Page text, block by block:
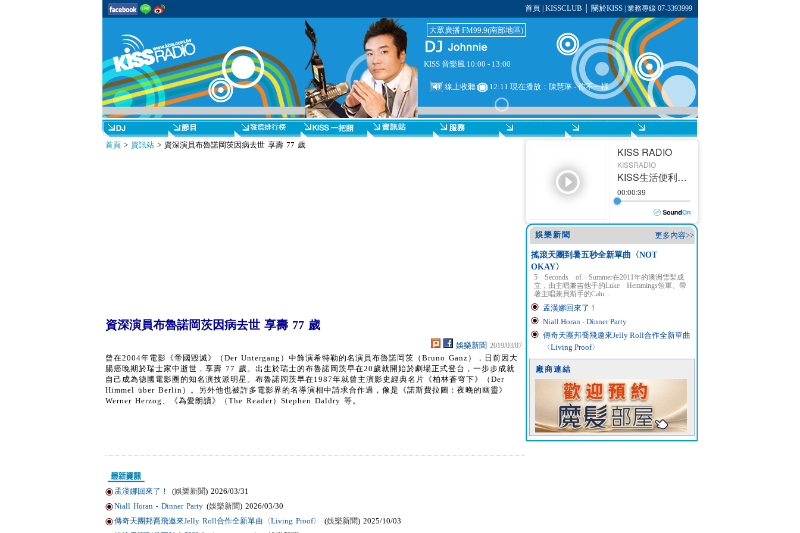
首頁 KISSCLUB 關於KISS| 業務專線 07-3393999
大眾廣播 FM99.9(南部地區)
KISS 音樂風 10:00 - 13:00
線上收聽 12:11 現在播放： 陳慧琳-你不一樣
首頁> 資訊站> 資深演員布魯諾岡茨因病去世 享壽 77 歲
資深演員布魯諾岡茨因病去世 享壽 77 歲
娛樂新聞 2019/03/07
曾在2004年電影《帝國毀滅》（Der Untergang）中飾演希特勒的名演員布魯諾岡茨（Bruno Ganz），日前因大
腸癌晚期於瑞士家中逝世，享壽 77 歲。出生於瑞士的布魯諾岡茨早在20歲就開始於劇場正式登台，一步步成就
自己成為德國電影圈的知名演技派明星。布魯諾岡茨早在1987年就曾主演影史經典名片《柏林蒼穹下》（Der
Himmel über Berlin）。另外他也被許多電影界的名導演相中請求合作過，像是《諾斯費拉圖：夜晚的幽靈》
Werner Herzog、《為愛朗讀》（The Reader）Stephen Daldry 等。
孟漢娜回來了！ (娛樂新聞) 2026/03/31
Niall Horan - Dinner Party (娛樂新聞) 2026/03/30
傳奇天團邦喬飛邀來Jelly Roll合作全新單曲〈Living Proof〉
(娛樂新聞) 2025/10/03
更多內容>>
娛樂新聞
搖滾天團到暑五秒全新單曲〈NOT
OKAY〉
5 Seconds of Summer在2011年的澳洲雪梨成
立，由主唱兼吉他手的Luke Hemmings領軍、帶
著主唱兼貝斯手的Calu...
孟漢娜回來了！
Niall Horan - Dinner Party
傳奇天團邦喬飛邀來Jelly Roll合作全新單曲
〈Living Proof〉
廠商連結